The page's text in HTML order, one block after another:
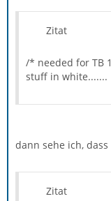
Zitat
/* needed for TB
stuff in white.......
dann sehe ich,
Zitat